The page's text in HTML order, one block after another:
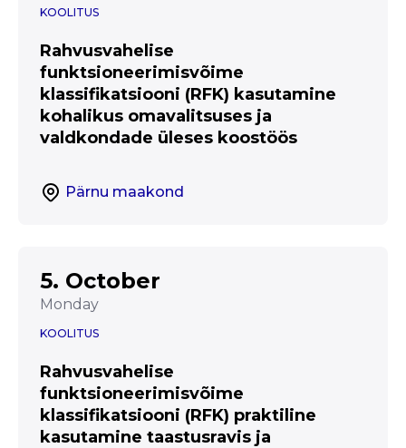
KOOLITUS
Rahvusvahelise
funktsioneerimisvõime
klassifikatsiooni (RFK) kasutamine
kohalikus omavalitsuses ja
valdkondade üleses koostöös
Pärnu maakond
5. October
Monday
KOOLITUS
Rahvusvahelise
funktsioneerimisvõime
klassifikatsiooni (RFK) praktiline
kasutamine taastusravis ja